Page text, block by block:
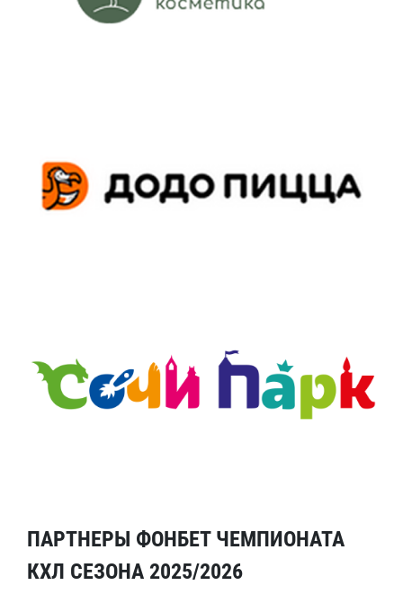
ПАРТНЕРЫ ФОНБЕТ ЧЕМПИОНАТА
КХЛ СЕЗОНА 2025/2026